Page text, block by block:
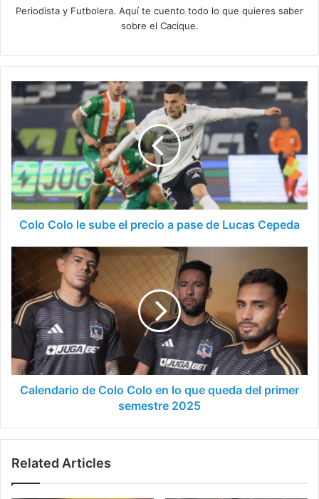
Periodista y Futbolera. Aquí te cuento todo lo que quieres saber
sobre el Cacique.
Colo
Colo
le
sube
el
precio
a
pase
de
Lucas
Colo Colo le sube el precio a pase de Lucas Cepeda
Calendario
de
Colo
Colo
en
lo
que
queda
del
primer
Calendario de Colo Colo en lo que queda del primer
semestre 2025
Related Articles